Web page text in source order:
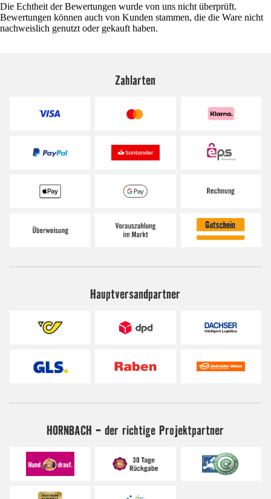
Die Echtheit der Bewertungen wurde von uns nicht überprüft.
Bewertungen können auch von Kunden stammen, die die Ware nicht
nachweislich genutzt oder gekauft haben.
Zahlarten
Hauptversandpartner
HORNBACH - der richtige Projektpartner